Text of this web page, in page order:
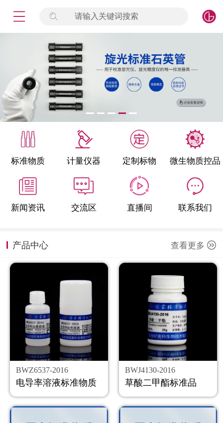
请输入关键词搜索
标准物质 计量仪器 定制标物 微生物质控品
新闻资讯 交流区 直播间 联系我们
产品中心 查看更多
BWZ6537-2016
电导率溶液标准物质
BWJ4130-2016
草酸二甲酯标准品
签到
标准物质
产品专项
微生物检测/质控品
定制标物
定制仪器
新闻资讯
公司主页
购物车
会员中心
联系我们
返回主页